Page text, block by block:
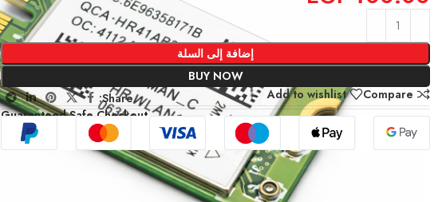
إضافة إلى السلة
BUY NOW
Compare
Add to wishlist
Share:
Guaranteed Safe Checkout